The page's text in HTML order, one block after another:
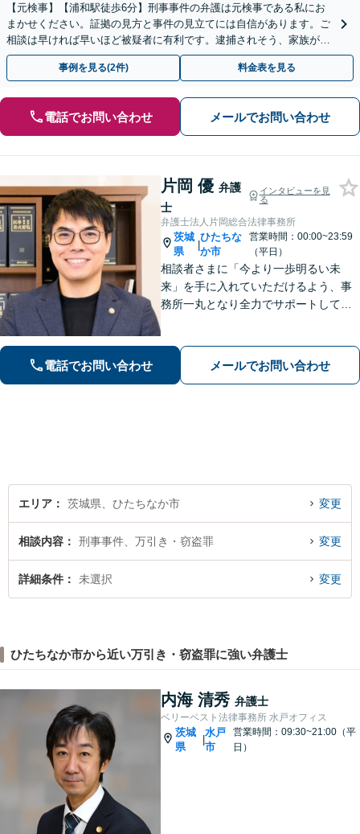
【元検事】【浦和駅徒歩6分】刑事事件の弁護は元検事である私にお
まかせください。証拠の見方と事件の見立てには自信があります。ご
相談は早ければ早いほど被疑者に有利です。逮捕されそう、家族が逮
捕されたという場合、いち早くご相談ください。
事例を見る(2件) 料金表を見る
電話でお問い合わせ メールでお問い合わせ
片岡 優 弁護
士
インタビューを見
る
弁護士法人片岡総合法律事務所
茨城
県
|
ひたちな
か市
営業時間：00:00~23:59
（平日）
相談者さまに「今より一歩明るい未
来」を手に入れていただけるよう、事
務所一丸となり全力でサポートしてま
かした相続関連業務／交通事故などに
幅広く対応します【初回相談無料】
電話でお問い合わせ メールでお問い合わせ
エリア 茨城県、ひたちなか市 変更
相談内容 刑事事件、万引き・窃盗罪 変更
詳細条件 未選択 変更
ひたちなか市から近い万引き・窃盗罪に強い弁護士
内海 清秀 弁護士
ベリーベスト法律事務所 水戸オフィス
茨城
県
|
水戸
市
営業時間：09:30~21:00（平
日）